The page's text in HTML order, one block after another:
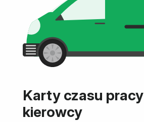
Karty czasu pracy
kierowcy